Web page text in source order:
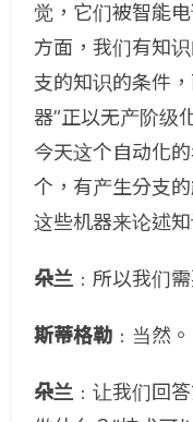
觉，它们被智能
方面，我们有知
支的知识的条件
器”正以无产阶级
今天这个自动化
个，有产生分支
这些机器来论述知
朵兰 ﹕所以我们
斯蒂格勒 ﹕当然。
朵兰 ﹕让我们回